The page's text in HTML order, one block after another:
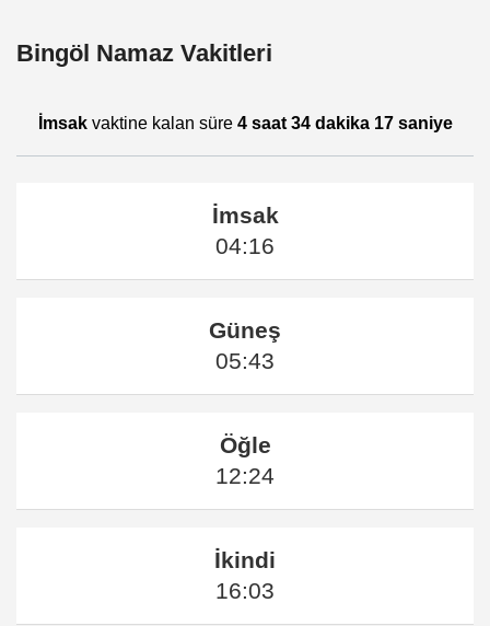
Bingöl Namaz Vakitleri
İmsakvaktine kalan süre 4 saat 34 dakika 17 saniye
İmsak
04:16
Güneş
05:43
Öğle
12:24
İkindi
16:03